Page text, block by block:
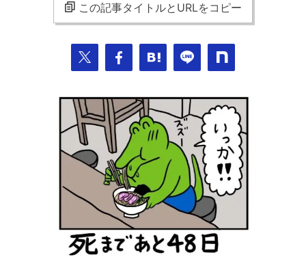
この記事タイトルとURLをコピー